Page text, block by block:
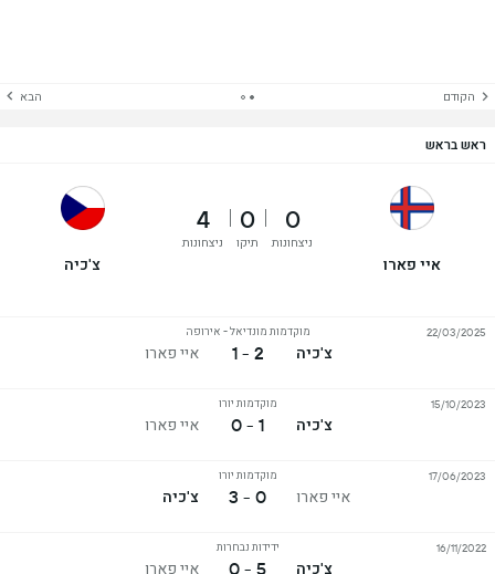
הקודם הבא
ראש בראש
איי פארו
0
ניצחונות
0
תיקו
4
ניצחונות
צ'כיה
צ'כיה
מוקדמות מונדיאל - אירופה
2 - 1 איי פארו
22/03/2025
צ'כיה
מוקדמות יורו
1 - 0 איי פארו
15/10/2023
איי פארו
מוקדמות יורו
0 - 3 צ'כיה
17/06/2023
צ'כיה
ידידות נבחרות
5 - 0 איי פארו
16/11/2022